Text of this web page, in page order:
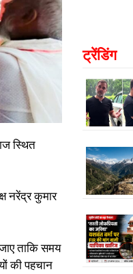
स्थित
नरेंद्र कुमार
ताकि समय
की पहचान
ट्रेंडिंग